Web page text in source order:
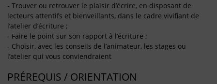
- Trouver ou retrouver le plaisir d’écrire, en disposant de
lecteurs attentifs et bienveillants, dans le cadre vivifiant de
l’atelier d’écriture ;
- Faire le point sur son rapport à l’écriture ;
- Choisir, avec les conseils de l’animateur, les stages ou
l’atelier qui vous conviendraient
PRÉREQUIS / ORIENTATION